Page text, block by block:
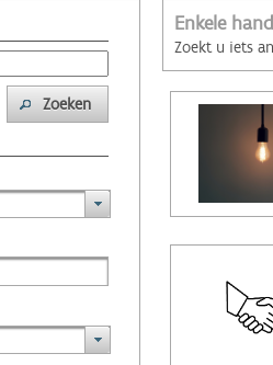
Zoeken
Enkele
Zoekt u iets